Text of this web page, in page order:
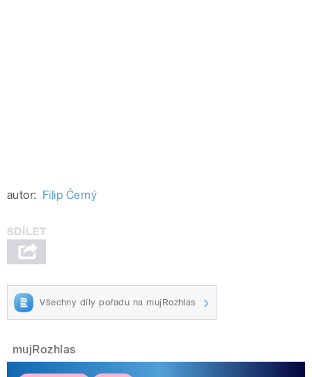
autor: Filip Černý
Všechny díly pořadu na mujRozhlas
mujRozhlas